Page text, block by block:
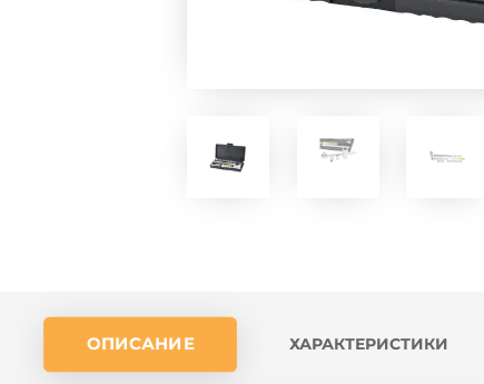
ОПИСАНИЕ ХАРАКТЕРИСТИКИ